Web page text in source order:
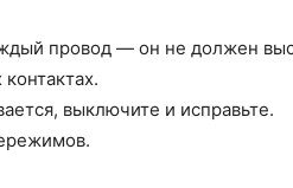
провод — он не должен
выключите и исправьте.